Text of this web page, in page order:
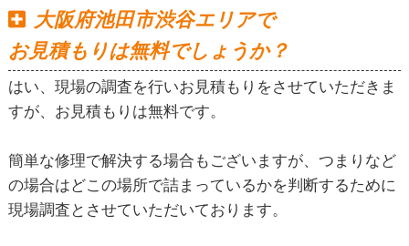
大阪府池田市渋谷エリアで
お見積もりは無料でしょうか？
はい、現場の調査を行いお見積もりをさせていただきま
すが、お見積もりは無料です。
簡単な修理で解決する場合もございますが、つまりなど
の場合はどこの場所で詰まっているかを判断するために
現場調査とさせていただいております。